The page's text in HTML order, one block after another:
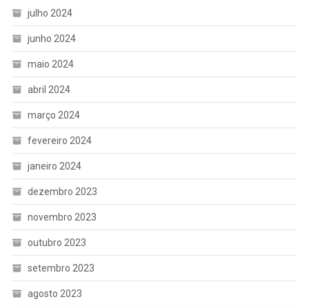
julho 2024
junho 2024
maio 2024
abril 2024
março 2024
fevereiro 2024
janeiro 2024
dezembro 2023
novembro 2023
outubro 2023
setembro 2023
agosto 2023